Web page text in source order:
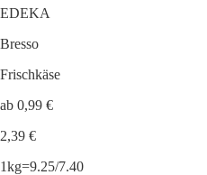
EDEKA
Bresso
Frischkäse
ab 0,99 €
2,39 €
1kg=9.25/7.40